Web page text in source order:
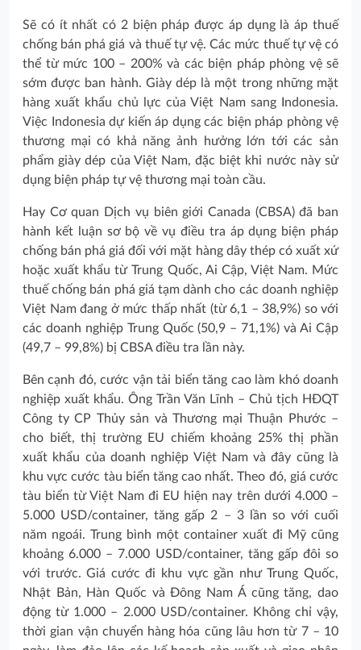
Sẽ có ít nhất có 2 biện pháp được áp dụng là áp thuế
chống bán phá giá và thuế tự vệ. Các mức thuế tự vệ có
thể từ mức 100 – 200% và các biện pháp phòng vệ sẽ
sớm được ban hành. Giày dép là một trong những mặt
hàng xuất khẩu chủ lực của Việt Nam sang Indonesia.
Việc Indonesia dự kiến áp dụng các biện pháp phòng vệ
thương mại có khả năng ảnh hưởng lớn tới các sản
phẩm giày dép của Việt Nam, đặc biệt khi nước này sử
dụng biện pháp tự vệ thương mại toàn cầu.
Hay Cơ quan Dịch vụ biên giới Canada (CBSA) đã ban
hành kết luận sơ bộ về vụ điều tra áp dụng biện pháp
chống bán phá giá đối với mặt hàng dây thép có xuất xứ
hoặc xuất khẩu từ Trung Quốc, Ai Cập, Việt Nam. Mức
thuế chống bán phá giá tạm dành cho các doanh nghiệp
Việt Nam đang ở mức thấp nhất (từ 6,1 – 38,9%) so với
các doanh nghiệp Trung Quốc (50,9 – 71,1%) và Ai Cập
(49,7 – 99,8%) bị CBSA điều tra lần này.
Bên cạnh đó, cước vận tải biển tăng cao làm khó doanh
nghiệp xuất khẩu. Ông Trần Văn Lĩnh – Chủ tịch HĐQT
Công ty CP Thủy sản và Thương mại Thuận Phước –
cho biết, thị trường EU chiếm khoảng 25% thị phần
xuất khẩu của doanh nghiệp Việt Nam và đây cũng là
khu vực cước tàu biển tăng cao nhất. Theo đó, giá cước
tàu biển từ Việt Nam đi EU hiện nay trên dưới 4.000 –
5.000 USD/container, tăng gấp 2 – 3 lần so với cuối
năm ngoái. Trung bình một container xuất đi Mỹ cũng
khoảng 6.000 – 7.000 USD/container, tăng gấp đôi so
với trước. Giá cước đi khu vực gần như Trung Quốc,
Nhật Bản, Hàn Quốc và Đông Nam Á cũng tăng, dao
động từ 1.000 – 2.000 USD/container. Không chỉ vậy,
thời gian vận chuyển hàng hóa cũng lâu hơn từ 7 – 10